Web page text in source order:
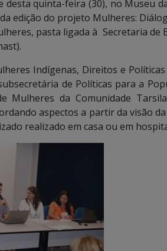
desta quinta-feira (30), no Museu
edição do projeto Mulheres:
pasta ligada à Secretaria de
Indígenas, Direitos e
de Políticas para a
Mulheres da Comunidade
aspectos a partir da visão
realizado em casa ou em